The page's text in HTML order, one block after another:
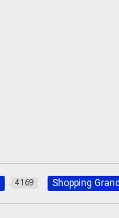
4169 Shopping